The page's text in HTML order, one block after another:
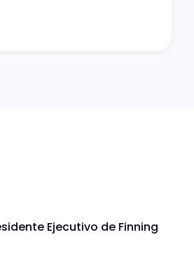
Ejecutivo de Finning